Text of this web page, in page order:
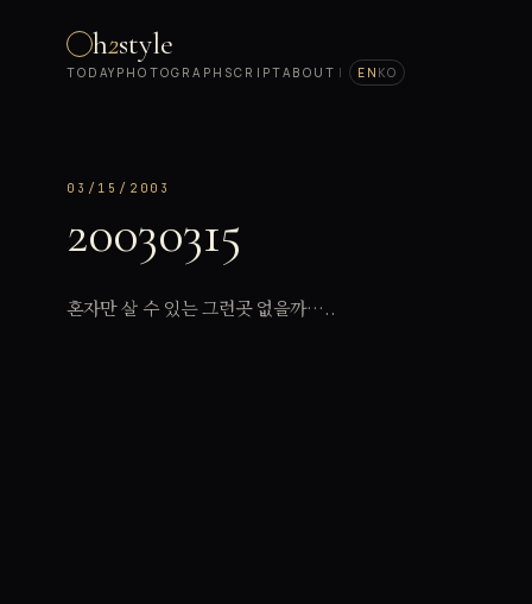
h2style
TODAY PHOTOGRAPH SCRIPTABOUT | EN KO
03/15/2003
20030315
혼자만 살 수 있는 그런곳 없을까…..